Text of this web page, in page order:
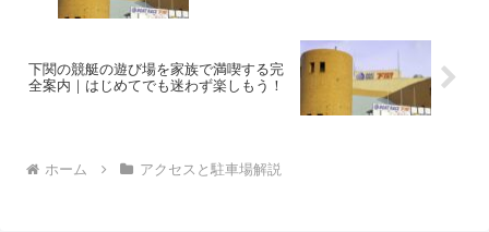
下関の競艇の遊び場を家族で満喫する完
全案内｜はじめてでも迷わず楽しもう！
ホーム アクセスと駐車場解説